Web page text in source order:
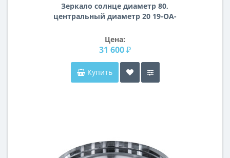
Зеркало солнце диаметр 80,
центральный диаметр 20 19-OA-
Цена:
31 600 ₽
Купить